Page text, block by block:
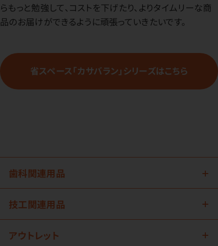
らもっと勉強して、コストを下げたり、よりタイムリーな商
品のお届けができるように頑張っていきたいです。
省スペース「カサバラン」シリーズはこちら
歯科関連用品
技工関連用品
アウトレット